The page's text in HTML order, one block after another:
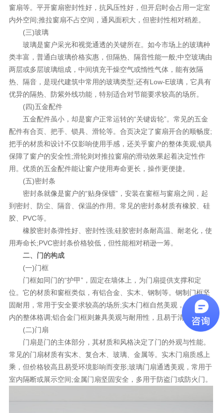
窗扇等。平开窗扇密封性好，抗风压性好，但开启时会占用一定室
内外空间;推拉窗扇不占空间，通风面积大，但密封性相对稍差。
(三)玻璃
玻璃是窗户采光和视觉通透的关键所在。如今市场上的玻璃种
类丰富，普通白玻璃价格实惠，但隔热、隔音性能一般;中空玻璃由
两层或多层玻璃组成，中间填充干燥空气或惰性气体，能有效隔
热、隔音，是现代建筑中常用的玻璃类型;还有Low-E玻璃，它具有
优异的隔热、防紫外线功能，特别适合对节能要求较高的场所。
(四)五金配件
五金配件虽小，却是窗户正常运转的“关键齿轮”。常见的五金
配件有合页、把手、锁具、滑轮等。合页决定了窗扇开合的顺畅度;
把手的材质和设计不仅影响使用手感，还关乎窗户的整体美观;锁具
保障了窗户的安全性;滑轮则对推拉窗扇的滑动效果起着决定性作
用。优质的五金配件能让窗户使用寿命更长，操作更便捷。
(五)密封条
密封条就像是窗户的“贴身保镖”，安装在窗框与窗扇之间，起
到密封、防尘、隔音、保温的作用。常见的密封条材质有橡胶、硅
胶、PVC等。
橡胶密封条弹性好、密封性强;硅胶密封条耐高温、耐老化，使
用寿命长;PVC密封条价格较低，但性能相对稍逊一筹。
二、门的构成
(一)门框
门框如同门的“护甲”，固定在墙体上，为门扇提供支撑和定
位。它的材质和窗框类似，有铝合金、实木、钢制等。钢制门框坚
固耐用，常用于安全要求较高的场所;实木门框自然美观，能提升室
内的整体格调;铝合金门框则兼具美观与耐用性，且易于清洁保养。
(二)门扇
门扇是门的主体部分，其材质和风格决定了门的外观与性能。
常见的门扇材质有实木、复合木、玻璃、金属等。实木门扇质感上
乘，但价格较高且易受环境影响而变形;玻璃门扇通透美观，常用于
室内隔断或展示空间;金属门扇坚固安全，多用于防盗门或防火门。